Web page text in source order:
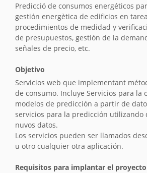
Predicció de consumos energéticos
gestión energètica de edificios en
procedimientos de medidad y
de presupuestos, gestión de la
señales de precio, etc.
Objetivo
Servicios web que implementant
de consumo. Incluye Servicios para la
modelos de predicción a partir de
servicios para la predicción utilizando
nuvos datos.
Los servicios pueden ser llamados
u otro cualquier otra aplicación.
Requisitos para implantar el proyecto